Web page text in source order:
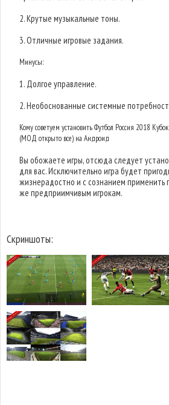
2. Крутые музыкальные тоны.
3. Отличные игровые задания.
Минусы:
1. Долгое управление.
2. Необоснованные системные
Кому советуем установить Футбол Россия 2018
(МОД открыто все) на Андроид
Вы обожаете игры, отсюда следует
для вас. Исключительно игра будет
жизнерадостно и с сознанием применить
же предприимчивым игрокам.
Скриншоты: